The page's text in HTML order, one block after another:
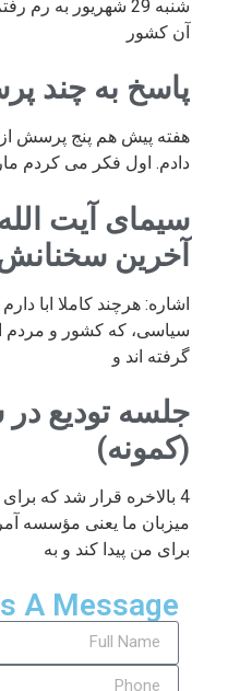
شنبه 29 شهریور به
آن کشور
پاسخ به چند
هفته پیش هم پنج پرسش
دادم. اول فکر می کردم
سیمای آیت
آخرین
اشاره: هرچند کاملا ابا
سیاسی، که کشور و مردم
گرفته اند و
جلسه تودیع
(کمونه)
4 بالاخره قرار شد که
میزبان ما یعنی مؤسسه
برای من پیدا کند و به
A Message